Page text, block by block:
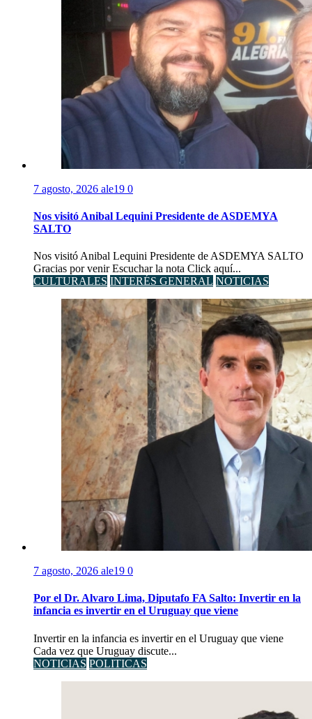
7 agosto, 2026 ale19 0
Nos visitó Anibal Lequini Presidente de ASDEMYA
SALTO
Nos visitó Anibal Lequini Presidente de ASDEMYA SALTO
Gracias por venir Escuchar la nota Click aquí...
CULTURALES INTERÉS GENERAL NOTICIAS
7 agosto, 2026 ale19 0
Por el Dr. Alvaro Lima, Diputafo FA Salto: Invertir en la
infancia es invertir en el Uruguay que viene
Invertir en la infancia es invertir en el Uruguay que viene
Cada vez que Uruguay discute...
NOTICIAS POLITICAS